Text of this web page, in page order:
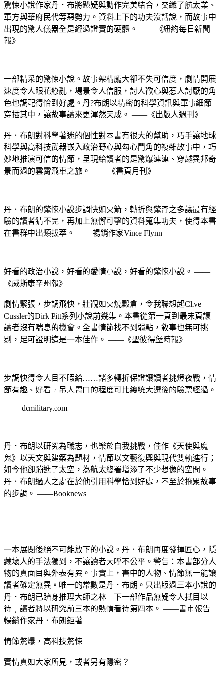
驚悚小說作家丹．布將懸疑與動作完美結合，交織了航太業、
軍方與華府民代等惡勢力。資料上下的功夫沒話說，而故事中
出現的驚人儀器全是經過證實的硬體。 ——《紐約每日新聞
報》
一部精采的驚悚小說。故事架構龐大卻不失可信度，劇情開展
速度令人眼花繚亂，場景令人信服，討人歡心與惹人討厭的角
色也調配得恰到好處。丹?布朗以精密的科學資訊與軍事細節
穿插其中，讓故事讀來更渾然天成。 ——《出版人週刊》
丹．布朗對科學著迷的個性對本書有很大的幫助，巧手讓地球
科學與高科技武器嵌入政治野心與勾心鬥角的複雜故事中，巧
妙地推演可信的情節，呈現給讀者的是驚爆連連、穿越異邦奇
景而過的雲霄飛車之旅。 ——《書頁月刊》
丹．布朗的驚悚小說步調快如火箭，轉折與驚奇之多讓最有經
驗的讀者猜不完，再加上無懈可擊的資料蒐集功夫，使得本書
在書群中出類拔萃。 ——暢銷作家Vince Flynn
好看的政治小說，好看的愛情小說，好看的驚悚小說。 ——
《威斯康辛州報》
劇情緊張，步調飛快，壯觀如火燒穀倉，令我聯想起Clive
Cussler的Dirk Pitt系列小說前幾集。本書從第一頁到最末頁讓
讀者沒有喘息的機會。全書情節找不到弱點，敘事也無可挑
剔，足可證明這是一本佳作。 ——《聖彼得堡時報》
步調快得令人目不暇給……諸多轉折保證讓讀者挑燈夜戰，情
節有趣、好看，吊人胃口的程度可比總統大選後的驗票經過。
—— dcmilitary.com
丹．布朗以研究為職志，也樂於自我挑戰，佳作《天使與魔
鬼》以天文與建築為題材，情節以文藝復興與現代雙軌進行；
如今他卻蹦進了太空，為航太總署增添了不少想像的空間。
丹．布朗過人之處在於他引用科學恰到好處，不至於拖累故事
的步調。 ——Booknews
一本展閱後絕不可能放下的小說。丹．布朗再度發揮匠心，隱
藏壞人的手法獨到，不讓讀者大呼不公平。警告：本書部分人
物的真面目與外表有異。事實上，書中的人物、情節無一能讓
讀者確定無異。唯一的常數是丹．布朗。只出版過三本小說的
丹．布朗已躋身推理大師之林﹐下一部作品無疑令人拭目以
待﹐讀者將以研究前三本的熱情看待第四本。 ——書市報告
暢銷作家丹．布朗鉅著
情節驚爆，高科技驚悚
實情真如大家所見，或者另有隱密？